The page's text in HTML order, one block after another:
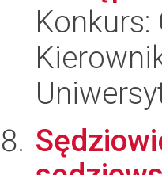
Konkurs: